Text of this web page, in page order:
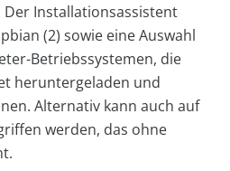
Installationsassistent
(2) sowie eine Auswahl
Betriebssystemen, die
heruntergeladen und
Alternativ kann auch auf
werden, das ohne